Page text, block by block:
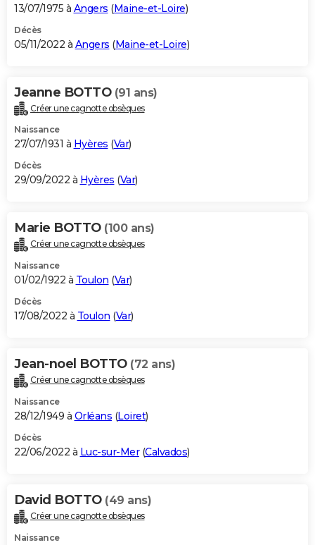
13/07/1975 à Angers (Maine-et-Loire)
Décès
05/11/2022 à Angers (Maine-et-Loire)
Jeanne BOTTO (91 ans)
Créer une cagnotte obsèques
Naissance
27/07/1931 à Hyères (Var)
Décès
29/09/2022 à Hyères (Var)
Marie BOTTO (100 ans)
Créer une cagnotte obsèques
Naissance
01/02/1922 à Toulon (Var)
Décès
17/08/2022 à Toulon (Var)
Jean-noel BOTTO (72 ans)
Créer une cagnotte obsèques
Naissance
28/12/1949 à Orléans (Loiret)
Décès
22/06/2022 à Luc-sur-Mer(Calvados)
David BOTTO (49 ans)
Créer une cagnotte obsèques
Naissance